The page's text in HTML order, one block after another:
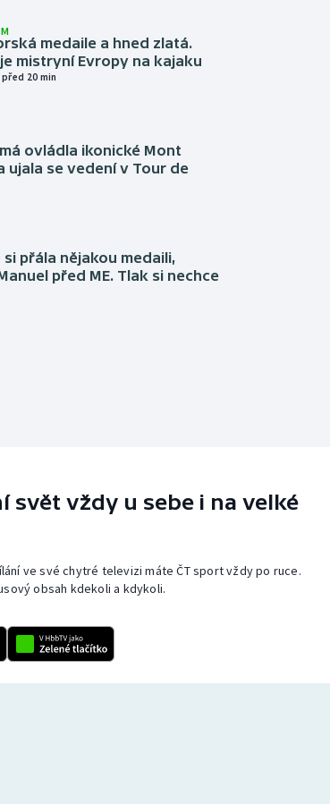
medaile a hned zlatá.
mistryní Evropy na kajaku
20 min
ovládla ikonické Mont
ujala se vedení v Tour de
si přála nějakou medaili,
před ME. Tlak si nechce
svět vždy u sebe i na velké
ve své chytré televizi máte ČT sport vždy po ruce.
obsah kdekoli a kdykoli.